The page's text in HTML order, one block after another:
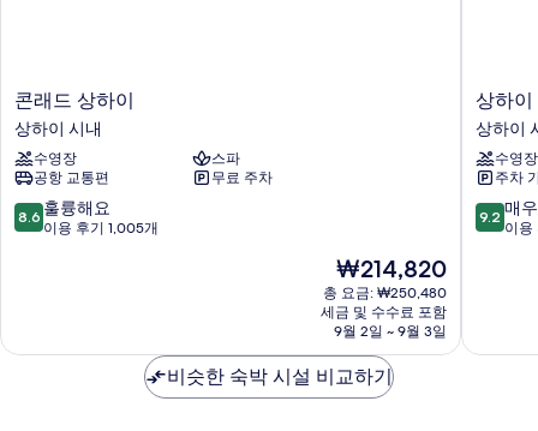
콘
래
드
상
하
이
상
콘래드 상하이
상하이 시내
수영장
스파
공항 교통편
무료 주차
10
점
훌
8.6 훌륭해요
이용 후기 1,005개
현
재
요
금
₩214,820
₩214,820
총 요금: ₩250,480
세금 및 수수료 포함
9월 2일 ~ 9월 3일
상
하
이
메
리
어
트
티
상하이
상하이
수영장
주차
10
점
매
9.2 매
이용
비슷한 숙박 시설 비교하기